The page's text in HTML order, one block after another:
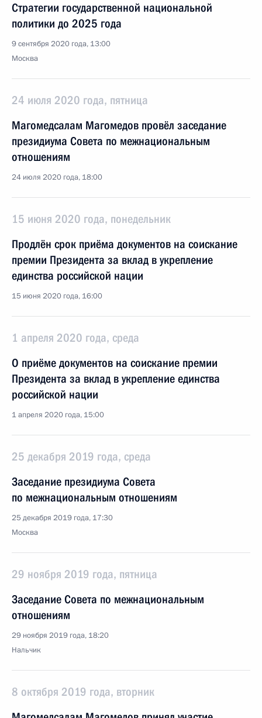
Стратегии государственной национальной
политики до 2025 года
9 сентября 2020 года, 13:00
Москва
24 июля 2020 года, пятница
Магомедсалам Магомедов провёл заседание
президиума Совета по межнациональным
отношениям
24 июля 2020 года, 18:00
15 июня 2020 года, понедельник
Продлён срок приёма документов на соискание
премии Президента за вклад в укрепление
единства российской нации
15 июня 2020 года, 16:00
1 апреля 2020 года, среда
О приёме документов на соискание премии
Президента за вклад в укрепление единства
российской нации
1 апреля 2020 года, 15:00
25 декабря 2019 года, среда
Заседание президиума Совета
по межнациональным отношениям
25 декабря 2019 года, 17:30
Москва
29 ноября 2019 года, пятница
Заседание Совета по межнациональным
отношениям
29 ноября 2019 года, 18:20
Нальчик
8 октября 2019 года, вторник